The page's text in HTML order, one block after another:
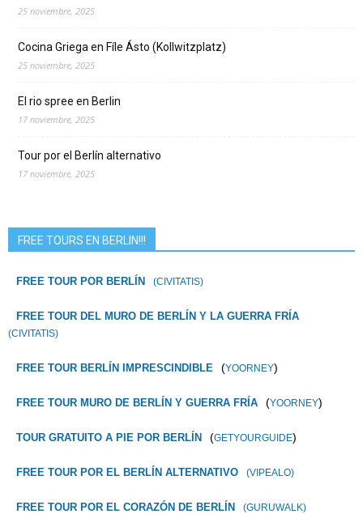
25 noviembre, 2025
Cocina Griega en Fíle Ásto (Kollwitzplatz)
25 noviembre, 2025
El rio spree en Berlin
17 noviembre, 2025
Tour por el Berlín alternativo
17 noviembre, 2025
FREE TOURS EN BERLIN!!!
FREE TOUR POR BERLÍN (CIVITATIS)
FREE TOUR DEL MURO DE BERLÍN Y LA GUERRA FRÍA
(CIVITATIS)
FREE TOUR BERLÍN IMPRESCINDIBLE (YOORNEY)
FREE TOUR MURO DE BERLÍN Y GUERRA FRÍA (YOORNEY)
TOUR GRATUITO A PIE POR BERLÍN (GETYOURGUIDE)
FREE TOUR POR EL BERLÍN ALTERNATIVO (VIPEALO)
FREE TOUR POR EL CORAZÓN DE BERLÍN (GURUWALK)